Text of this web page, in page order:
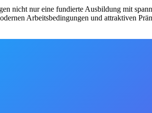
nicht nur eine fundierte Ausbildung mit
Arbeitsbedingungen und attraktiven